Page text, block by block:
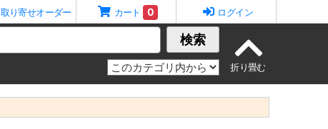
取り寄せオーダー カート 0 ログイン
検索